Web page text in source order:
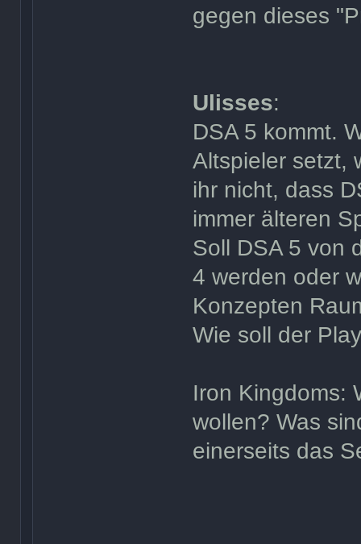
gegen dieses
Ulisses:
DSA 5 kommt.
Altspieler setzt,
ihr nicht, dass
immer älteren
Soll DSA 5 von
4 werden oder
Konzepten
Wie soll der
Iron Kingdoms:
wollen? Was
einerseits das